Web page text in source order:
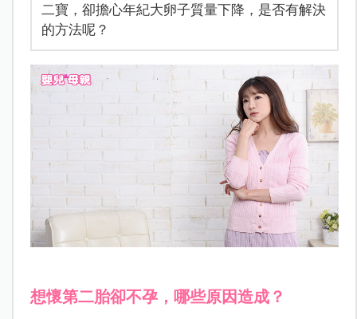
二寶，卻擔心年紀大卵子質量下降，是否有解決
的方法呢？
想懷第二胎卻不孕，哪些原因造成？